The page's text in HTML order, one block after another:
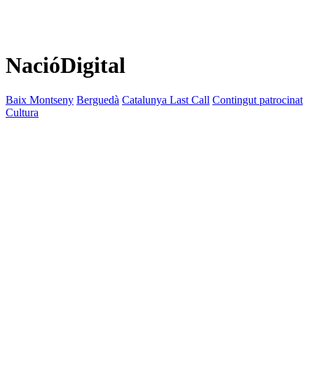
NacióDigital
Baix Montseny Berguedà Catalunya Last Call Contingut patrocinat
Cultura